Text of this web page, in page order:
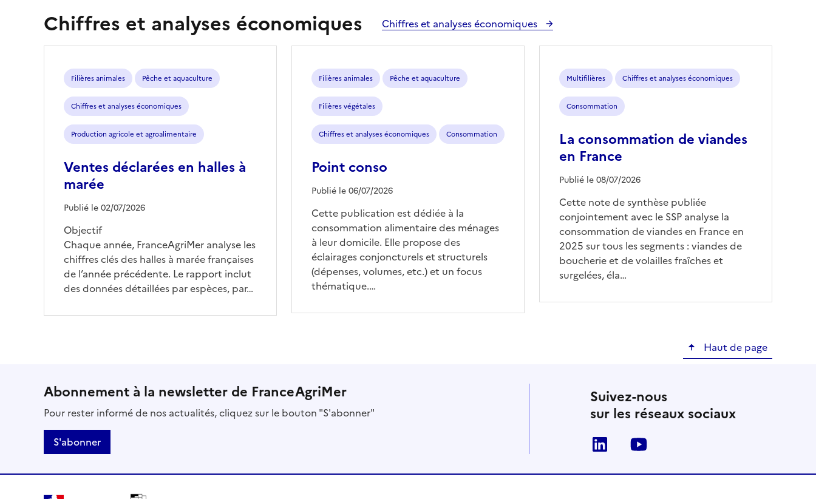
Chiffres et analyses économiques Chiffres et analyses économiques
Filières animales Pêche et aquaculture
Chiffres et analyses économiques
Production agricole et agroalimentaire
Ventes déclarées en halles à
marée
Publié le 02/07/2026
Objectif
Chaque année, FranceAgriMer analyse les
chiffres clés des halles à marée françaises
de l’année précédente. Le rapport inclut
des données détaillées par espèces, par…
Filières animales Pêche et aquaculture
Filières végétales
Chiffres et analyses économiques Consommation
Point conso
Publié le 06/07/2026
Cette publication est dédiée à la
consommation alimentaire des ménages
à leur domicile. Elle propose des
éclairages conjoncturels et structurels
(dépenses, volumes, etc.) et un focus
thématique.…
Multifilières Chiffres et analyses économiques
Consommation
La consommation de viandes
en France
Publié le 08/07/2026
Cette note de synthèse publiée
conjointement avec le SSP analyse la
consommation de viandes en France en
2025 sur tous les segments : viandes de
boucherie et de volailles fraîches et
surgelées, éla…
Haut de page
Abonnement à la newsletter de FranceAgriMer
Pour rester informé de nos actualités, cliquez sur le bouton "S'abonner"
S'abonner
Suivez-nous
sur les réseaux sociaux
Linkedin